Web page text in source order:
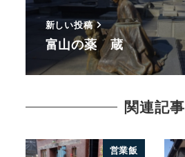
新しい投稿
富山の薬 蔵
関連記事
営業飯